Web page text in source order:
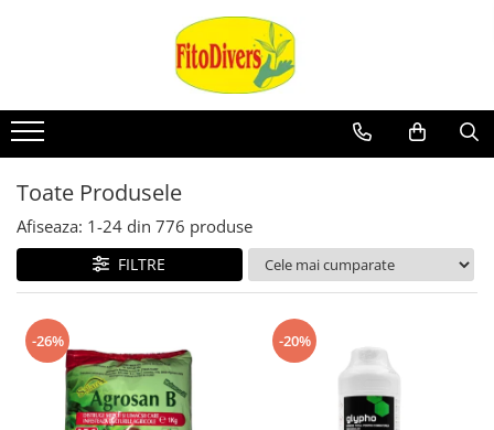
Toate Produsele
Afiseaza: 1-24 din 776 produse
FILTRE
-26% -20%